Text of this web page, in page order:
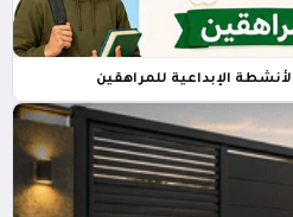
الإبداعية للمراهقين